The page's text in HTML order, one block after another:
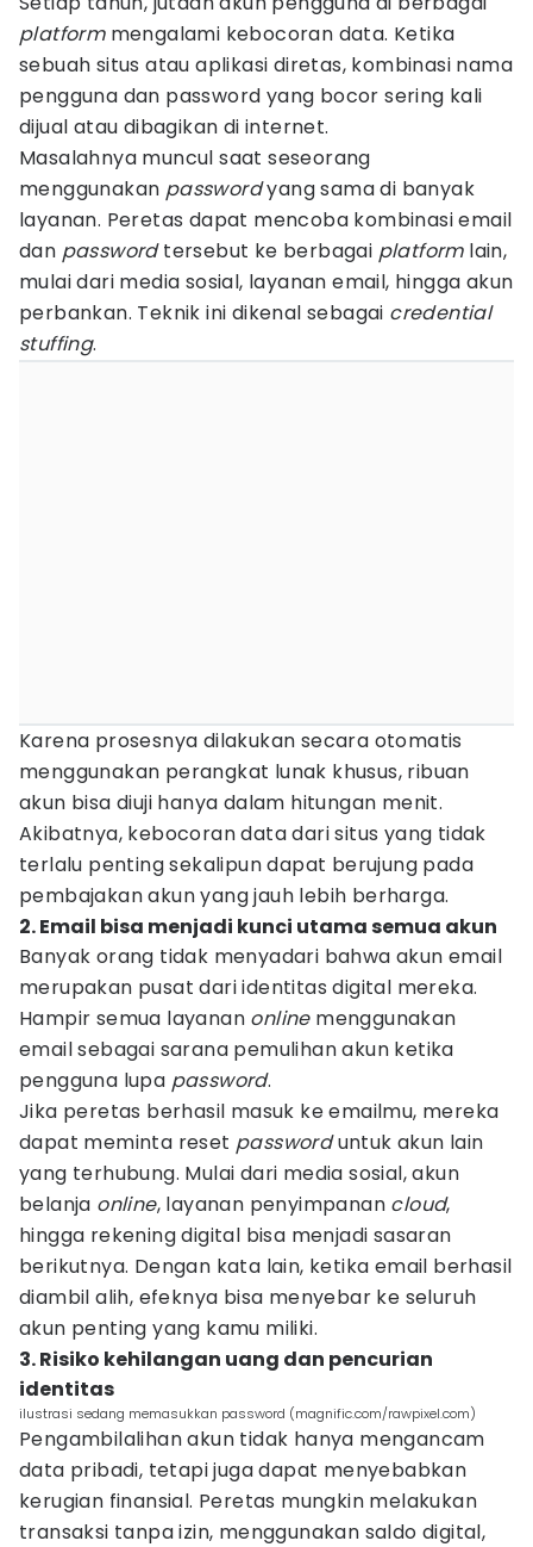
platformmengalami kebocoran data. Ketika
sebuah situs atau aplikasi diretas, kombinasi nama
pengguna dan password yang bocor sering kali
dijual atau dibagikan di internet.
Masalahnya muncul saat seseorang
menggunakan passwordyang sama di banyak
layanan. Peretas dapat mencoba kombinasi email
dan passwordtersebut ke berbagai platformlain,
mulai dari media sosial, layanan email, hingga akun
perbankan. Teknik ini dikenal sebagai credential
stuffing.
Karena prosesnya dilakukan secara otomatis
menggunakan perangkat lunak khusus, ribuan
akun bisa diuji hanya dalam hitungan menit.
Akibatnya, kebocoran data dari situs yang tidak
terlalu penting sekalipun dapat berujung pada
pembajakan akun yang jauh lebih berharga.
2. Email bisa menjadi kunci utama semua akun
Banyak orang tidak menyadari bahwa akun email
merupakan pusat dari identitas digital mereka.
Hampir semua layanan onlinemenggunakan
email sebagai sarana pemulihan akun ketika
pengguna lupa password.
Jika peretas berhasil masuk ke emailmu, mereka
dapat meminta reset passworduntuk akun lain
yang terhubung. Mulai dari media sosial, akun
belanja online, layanan penyimpanan cloud,
hingga rekening digital bisa menjadi sasaran
berikutnya. Dengan kata lain, ketika email berhasil
diambil alih, efeknya bisa menyebar ke seluruh
akun penting yang kamu miliki.
3. Risiko kehilangan uang dan pencurian
identitas
ilustrasi sedang memasukkan password (magnific.com/rawpixel.com)
Pengambilalihan akun tidak hanya mengancam
data pribadi, tetapi juga dapat menyebabkan
kerugian finansial. Peretas mungkin melakukan
transaksi tanpa izin, menggunakan saldo digital,